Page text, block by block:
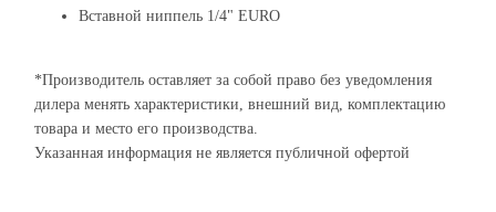
Вставной ниппель 1/4" EURO
*Производитель оставляет за собой право без уведомления
дилера менять характеристики, внешний вид, комплектацию
товара и место его производства.
Указанная информация не является публичной офертой